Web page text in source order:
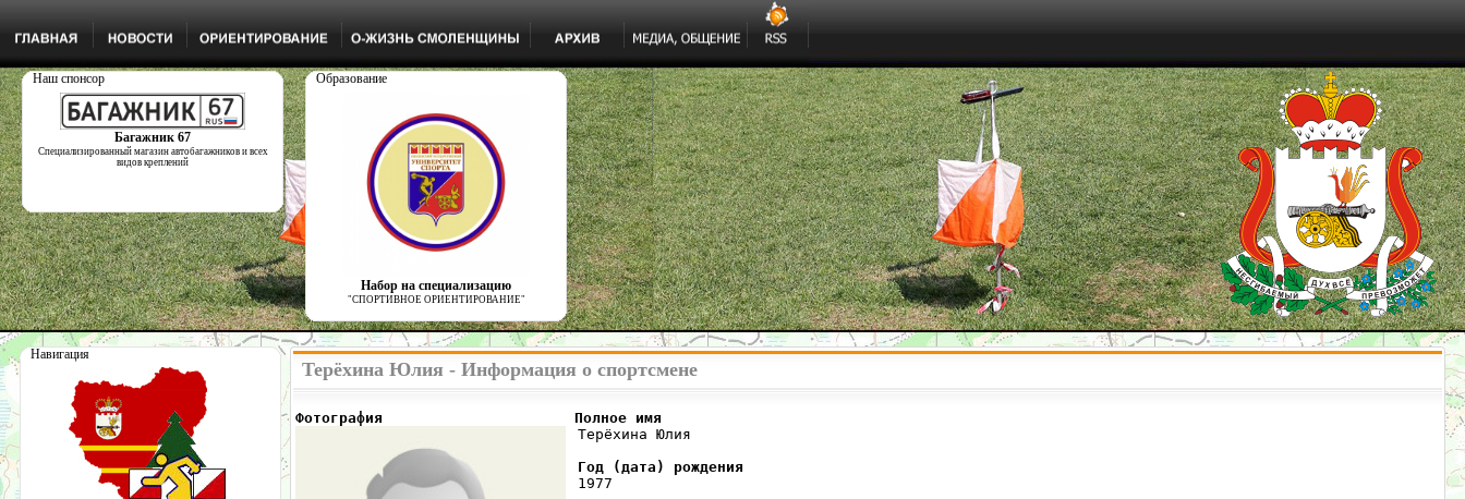
Наш спонсор
Багажник 67
Специализированный магазин автобагажников и всех
видов креплений
Образование
Набор на специализацию
"СПОРТИВНОЕ ОРИЕНТИРОВАНИЕ"
Навигация
Терёхина Юлия - Информация о спортсмене
Фотография                      Полное имя
Терёхина Юлия
Год (дата) рождения
1977